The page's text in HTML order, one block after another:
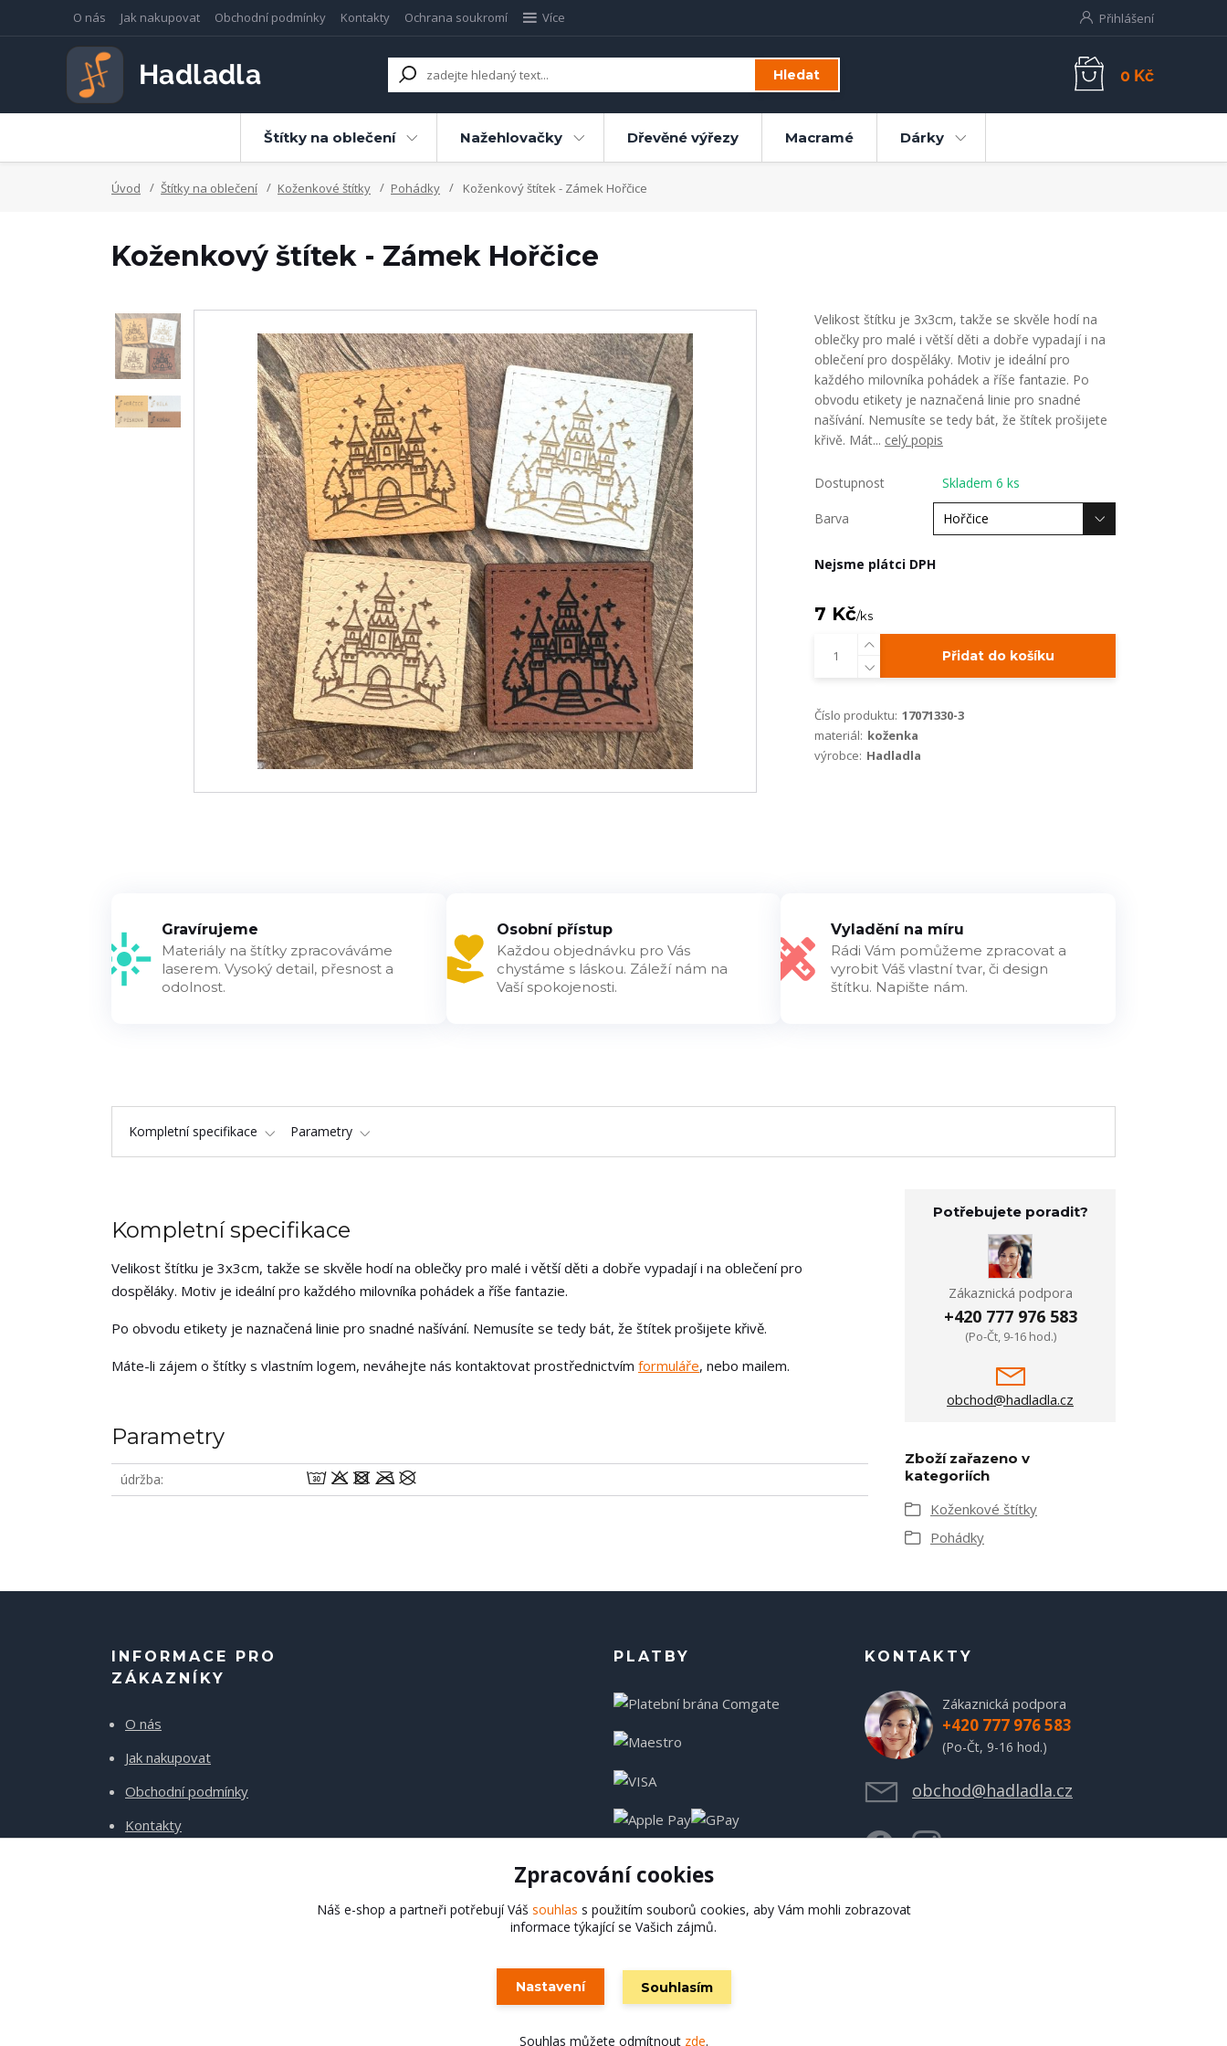
O nás Jak nakupovat Obchodní podmínky Kontakty Ochrana soukromí Více Přihlášení
Hledat 0 Kč
Štítky na oblečení Nažehlovačky Dřevěné výřezy Macramé Dárky
Úvod Štítky na oblečení Koženkové štítky Pohádky Koženkový štítek - Zámek Hořčice
Koženkový štítek - Zámek Hořčice
Velikost štítku je 3x3cm, takže se skvěle hodí na
oblečky pro malé i větší děti a dobře vypadají i na
oblečení pro dospěláky. Motiv je ideální pro
každého milovníka pohádek a říše fantazie. Po
obvodu etikety je naznačená linie pro snadné
našívání. Nemusíte se tedy bát, že štítek prošijete
křivě. Mát... celý popis
Dostupnost Skladem 6 ks
Barva
Nejsme plátci DPH
7 Kč/ks
Přidat do košíku
Číslo produktu: 17071330-3
materiál: koženka
výrobce: Hadladla
Gravírujeme
Materiály na štítky zpracováváme
laserem. Vysoký detail, přesnost a
odolnost.
Osobní přístup
Každou objednávku pro Vás
chystáme s láskou. Záleží nám na
Vaší spokojenosti.
Vyladění na míru
Rádi Vám pomůžeme zpracovat a
vyrobit Váš vlastní tvar, či design
štítku. Napište nám.
Kompletní specifikace Parametry
Kompletní specifikace
Velikost štítku je 3x3cm, takže se skvěle hodí na oblečky pro malé i větší děti a dobře vypadají i na oblečení pro
dospěláky. Motiv je ideální pro každého milovníka pohádek a říše fantazie.
Po obvodu etikety je naznačená linie pro snadné našívání. Nemusíte se tedy bát, že štítek prošijete křivě.
Máte-li zájem o štítky s vlastním logem, neváhejte nás kontaktovat prostřednictvím formuláře, nebo mailem.
Parametry
údržba wodmU
Potřebujete poradit?
Zákaznická podpora
+420 777 976 583
(Po-Čt, 9-16 hod.)
obchod@hadladla.cz
Zboží zařazeno v
kategoriích
Koženkové štítky
Pohádky
INFORMACE PRO
ZÁKAZNÍKY
O nás
Jak nakupovat
Obchodní podmínky
Kontakty
PLATBY KONTAKTY
Zákaznická podpora
+420 777 976 583
(Po-Čt, 9-16 hod.)
obchod@hadladla.cz
Hadladla.cz
Zpracování cookies
Náš e-shop a partneři potřebují Váš souhlas s použitím souborů cookies, aby Vám mohli zobrazovat
informace týkající se Vašich zájmů.
Nastavení Souhlasím
Souhlas můžete odmítnout zde.